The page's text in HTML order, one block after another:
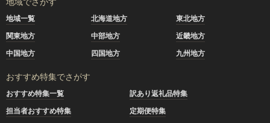
地域一覧 北海道地方
東北地方
関東地方
中部地方
近畿地方
中国地方
四国地方 九州地方
おすすめ特集でさがす
おすすめ特集一覧
訳あり返礼品特集
担当者おすすめ特集
定期便特集